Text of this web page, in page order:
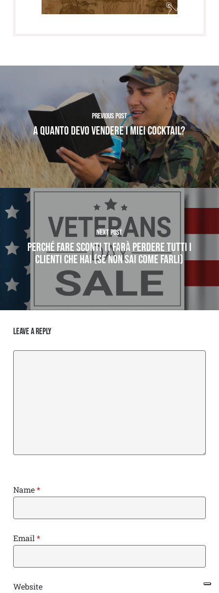
Previous Post
A quanto devo vendere i miei cocktail?
Next Post
PERCHÉ FARE SCONTI TI FARÀ PERDERE TUTTI I
CLIENTI CHE HAI (SE NON SAI COME FARLI)
Leave a Reply
Name*
Email*
Website